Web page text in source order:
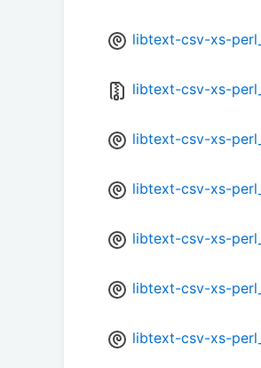
libtext-csv-xs-
libtext-csv-xs-
libtext-csv-xs-
libtext-csv-xs-
libtext-csv-xs-
libtext-csv-xs-
libtext-csv-xs-